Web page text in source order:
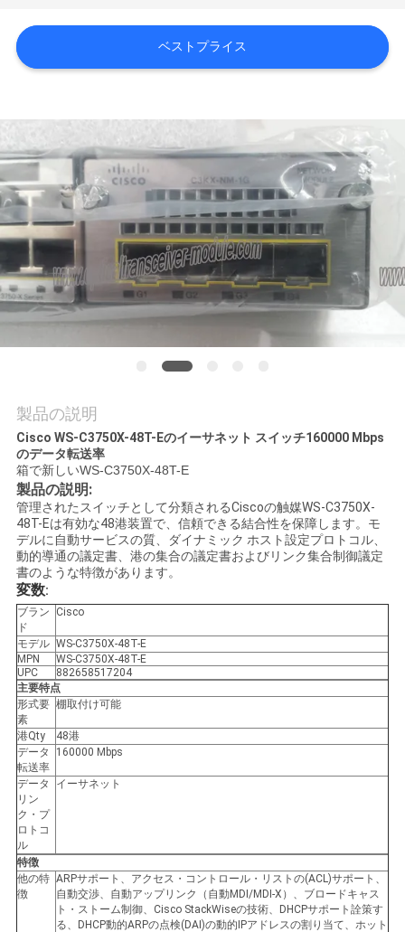
て
ツ
ア
ー
品
質
理
連
絡
く
だ
さ
い
ニ
ュ
ー
ス
事
ベストプライス
製品の説明
Cisco WS-C3750X-48T-Eのイーサネット スイッチ160000 Mbps
のデータ転送率
箱で新しいWS-C3750X-48T-E
製品の説明:
管理されたスイッチとして分類されるCiscoの触媒WS-C3750X-
48T-Eは有効な48港装置で、信頼できる結合性を保障します。モ
デルに自動サービスの質、ダイナミック ホスト設定プロトコル、
動的導通の議定書、港の集合の議定書およびリンク集合制御議定
書のような特徴があります。
変数:
ブラン
ド
Cisco
モデル WS-C3750X-48T-E
MPN
WS-C3750X-48T-E
UPC
882658517204
主要特点
形式要
素
棚取付け可能
港Qty
48港
データ
転送率
160000 Mbps
データ
リン
ク・プ
ロトコ
ル
イーサネット
特徴
他の特
徴
ARPサポート、アクセス・コントロール・リストの(ACL)サポート、
自動交渉、自動アップリンク（自動MDI/MDI-X）、ブロードキャス
ト・ストーム制御、Cisco StackWiseの技術、DHCPサポート詮策す
る、DHCP動的ARPの点検(DAI)の動的IPアドレスの割り当て、ホット